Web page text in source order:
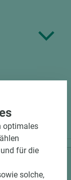
optimales
für die
solche,